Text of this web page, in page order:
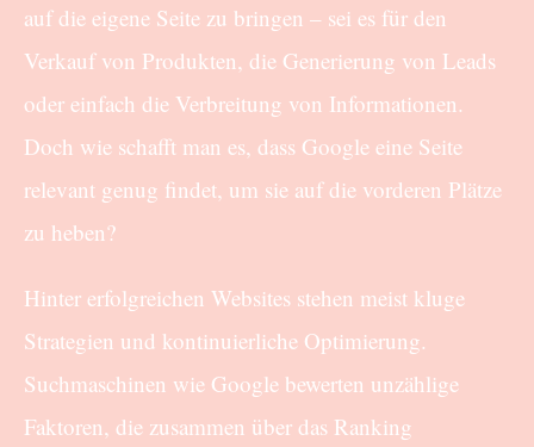
auf die eigene Seite zu bringen – sei es für den
Verkauf von Produkten, die Generierung von Leads
oder einfach die Verbreitung von Informationen.
Doch wie schafft man es, dass Google eine Seite
relevant genug findet, um sie auf die vorderen Plätze
zu heben?
Hinter erfolgreichen Websites stehen meist kluge
Strategien und kontinuierliche Optimierung.
Suchmaschinen wie Google bewerten unzählige
Faktoren, die zusammen über das Ranking